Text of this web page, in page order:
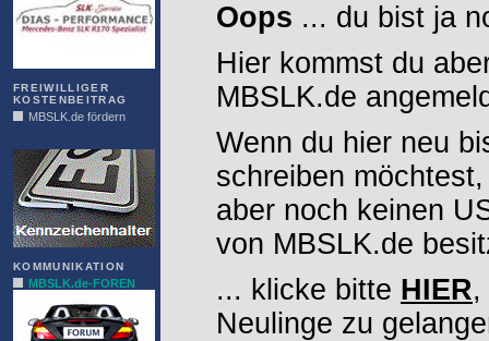
FREIWILLIGER
KOSTENBEITRAG
MBSLK.de fördern
KOMMUNIKATION
MBSLK.de-FOREN
Oops ... du bist ja
Hier kommst du
MBSLK.de
Wenn du hier neu
schreiben möchtest,
aber noch keinen
von MBSLK.de
... klicke bitte HIER,
Neulinge zu